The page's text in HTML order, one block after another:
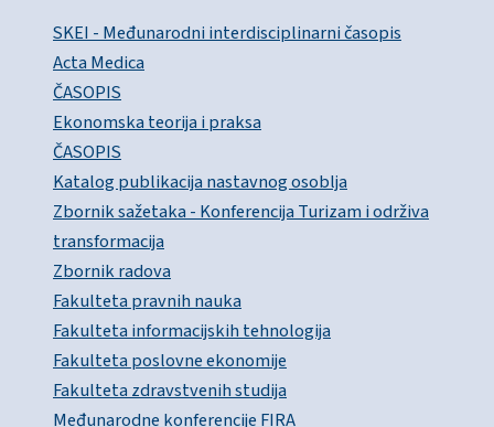
SKEI - Međunarodni interdisciplinarni časopis
Acta Medica
ČASOPIS
Ekonomska teorija i praksa
ČASOPIS
Katalog publikacija nastavnog osoblja
Zbornik sažetaka - Konferencija Turizam i održiva
transformacija
Zbornik radova
Fakulteta pravnih nauka
Fakulteta informacijskih tehnologija
Fakulteta poslovne ekonomije
Fakulteta zdravstvenih studija
Međunarodne konferencije FIRA